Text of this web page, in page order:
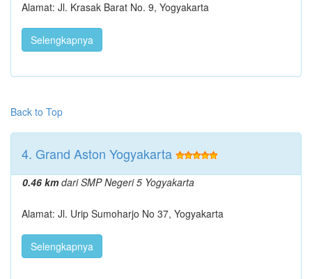
Alamat: Jl. Krasak Barat No. 9, Yogyakarta
Selengkapnya
Back to Top
4. Grand Aston Yogyakarta
0.46 kmdari SMP Negeri 5 Yogyakarta
Alamat: Jl. Urip Sumoharjo No 37, Yogyakarta
Selengkapnya